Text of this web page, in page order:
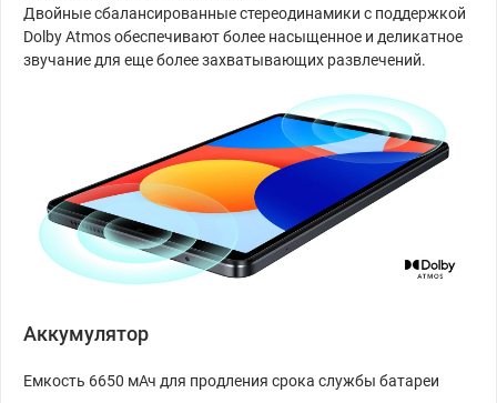
Двойные сбалансированные стереодинамики с поддержкой
Dolby Atmos обеспечивают более насыщенное и деликатное
звучание для еще более захватывающих развлечений.
Аккумулятор
Емкость 6650 мАч для продления срока службы батареи